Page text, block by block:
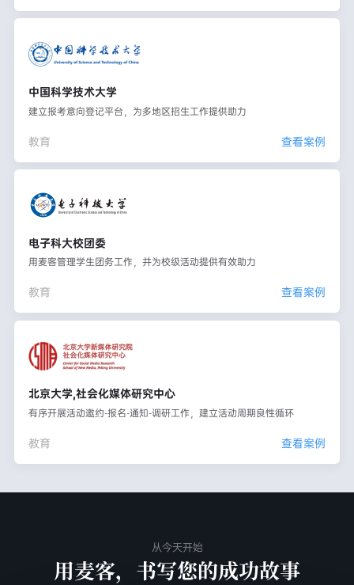
中国科学技术大学
建立报考意向登记平台，为多地区招生工作提供助力
教育 查看案例
电子科大校团委
用麦客管理学生团务工作，并为校级活动提供有效助力
教育 查看案例
北京大学,社会化媒体研究中心
有序开展活动邀约-报名-通知-调研工作，建立活动周期良性循环
教育 查看案例
从今天开始
用麦客，书写您的成功故事